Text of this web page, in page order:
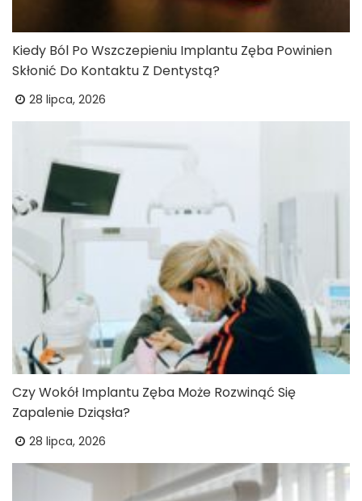
Kiedy Ból Po Wszczepieniu Implantu Zęba Powinien
Skłonić Do Kontaktu Z Dentystą?
28 lipca, 2026
Czy Wokół Implantu Zęba Może Rozwinąć Się
Zapalenie Dziąsła?
28 lipca, 2026